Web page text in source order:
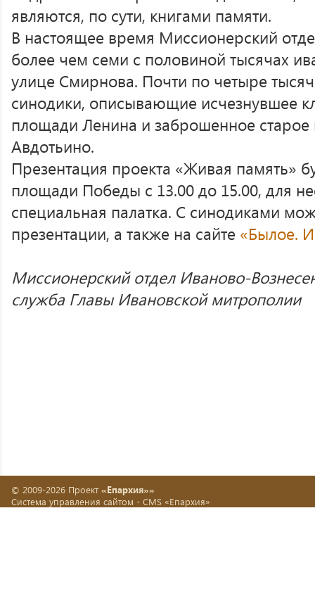
являются, по сути, книгами памяти.
В настоящее время Миссионерский
более чем семи с половиной тысячах
улице Смирнова. Почти по четыре
синодики, описывающие исчезнувшее
площади Ленина и заброшенное
Авдотьино.
Презентация проекта «Живая память»
площади Победы с 13.00 до 15.00, для
специальная палатка. С синодиками
презентации, а также на сайте «Былое.
Миссионерский отдел Иваново-
служба Главы Ивановской митрополии
© 2009-2026 Проект «Епархия»»
Система управления сайтом - CMS «Епархия»